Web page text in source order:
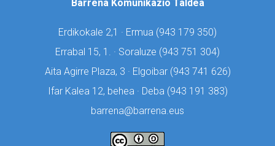
Barrena Komunikazio Taldea
Erdikokale 2,1 · Ermua (943 179 350)
Errabal 15, 1. · Soraluze (943 751 304)
Aita Agirre Plaza, 3 · Elgoibar (943 741 626)
Ifar Kalea 12, behea · Deba (943 191 383)
barrena@barrena.eus